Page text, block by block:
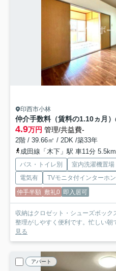
印西市小林
4.9万円 管理/共益費-
2階 / 39.66㎡ / 2DK /築33年
成田線「木下」駅 車11分 5.5km
バス・トイレ別 室内洗濯機置場
電気有
TVモニタ付インターホン
仲手半額 敷礼0 即入居可
収納はクロゼット・シューズボッ
整理がしやすく便利です。忙しい朝
見る
アパート